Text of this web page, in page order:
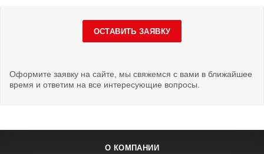
ОСТАВИТЬ ЗАЯВКУ
Оформите заявку на сайте, мы свяжемся с вами в ближайшее
время и ответим на все интересующие вопросы.
О КОМПАНИИ